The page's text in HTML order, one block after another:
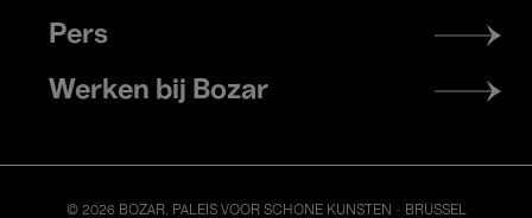
Pers
Werken bij Bozar
© 2026 BOZAR. PALEIS VOOR SCHONE KUNSTEN - BRUSSEL